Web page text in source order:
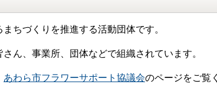
まちづくりを推進する活動団体です。
さん、事業所、団体などで組織されています。
あわら市フラワーサポート協議会のページをご覧